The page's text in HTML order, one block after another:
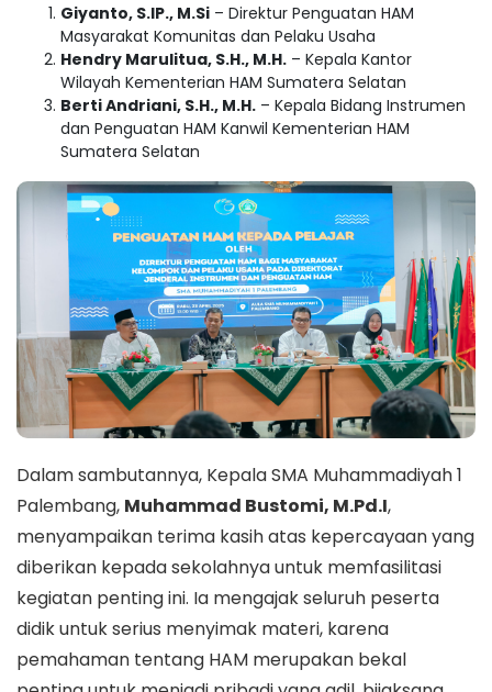
Giyanto, S.IP., M.Si – Direktur Penguatan HAM
Masyarakat Komunitas dan Pelaku Usaha
Hendry Marulitua, S.H., M.H. – Kepala Kantor
Wilayah Kementerian HAM Sumatera Selatan
Berti Andriani, S.H., M.H. – Kepala Bidang Instrumen
dan Penguatan HAM Kanwil Kementerian HAM
Sumatera Selatan
Dalam sambutannya, Kepala SMA Muhammadiyah 1
Palembang, Muhammad Bustomi, M.Pd.I,
menyampaikan terima kasih atas kepercayaan yang
diberikan kepada sekolahnya untuk memfasilitasi
kegiatan penting ini. Ia mengajak seluruh peserta
didik untuk serius menyimak materi, karena
pemahaman tentang HAM merupakan bekal